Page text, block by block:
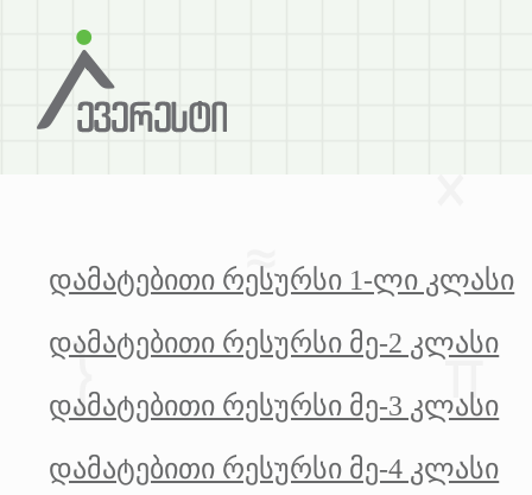
დამატებითი რესურსი 1-ლი კლასი
დამატებითი რესურსი მე-2 კლასი
დამატებითი რესურსი მე-3 კლასი
დამატებითი რესურსი მე-4 კლასი